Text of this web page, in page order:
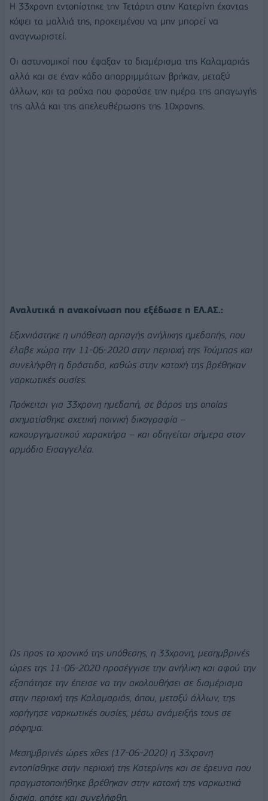
Η 33χρονη εντοπίστηκε την Τετάρτη στην Κατερίνη έχοντας
κόψει τα μαλλιά της, προκειμένου να μην μπορεί να
αναγνωριστεί.
Οι αστυνομικοί που έψαξαν το διαμέρισμα της Καλαμαριάς
αλλά και σε έναν κάδο απορριμμάτων βρήκαν, μεταξύ
άλλων, και τα ρούχα που φορούσε την ημέρα της απαγωγής
της αλλά και της απελευθέρωσης της 10χρονης.
Αναλυτικά η ανακοίνωση που εξέδωσε η ΕΛ.ΑΣ.:
Εξιχνιάστηκε η υπόθεση αρπαγής ανήλικης ημεδαπής, που
έλαβε χώρα την 11-06-2020 στην περιοχή της Τούμπας και
συνελήφθη η δράστιδα, καθώς στην κατοχή της βρέθηκαν
ναρκωτικές ουσίες.
Πρόκειται για 33χρονη ημεδαπή, σε βάρος της οποίας
σχηματίσθηκε σχετική ποινική δικογραφία –
κακουργηματικού χαρακτήρα – και οδηγείται σήμερα στον
αρμόδιο Εισαγγελέα.
Ως προς το χρονικό της υπόθεσης, η 33χρονη, μεσημβρινές
ώρες της 11-06-2020 προσέγγισε την ανήλικη και αφού την
εξαπάτησε την έπεισε να την ακολουθήσει σε διαμέρισμα
στην περιοχή της Καλαμαριάς, όπου, μεταξύ άλλων, της
χορήγησε ναρκωτικές ουσίες, μέσω ανάμειξής τους σε
ρόφημα.
Μεσημβρινές ώρες χθες (17-06-2020) η 33χρονη
εντοπίσθηκε στην περιοχή της Κατερίνης και σε έρευνα που
πραγματοποιήθηκε βρέθηκαν στην κατοχή της ναρκωτικά
δισκία, οπότε και συνελήφθη.